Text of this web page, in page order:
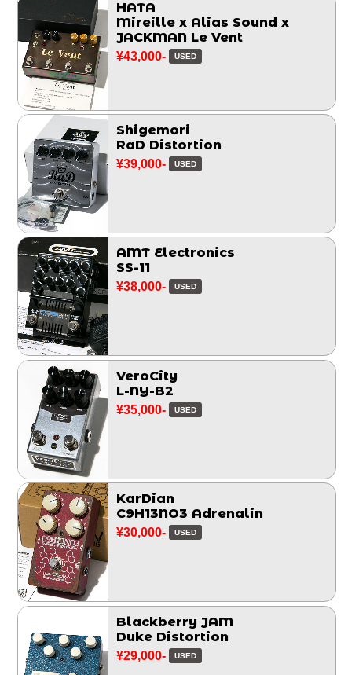
HATA
Mireille x Alias Sound x
JACKMAN Le Vent
¥43,000- USED
Shigemori
RaD Distortion
¥39,000- USED
AMT Electronics
SS-11
¥38,000- USED
VeroCity
L-NY-B2
¥35,000- USED
KarDian
C9H13NO3 Adrenalin
¥30,000- USED
Blackberry JAM
Duke Distortion
¥29,000- USED